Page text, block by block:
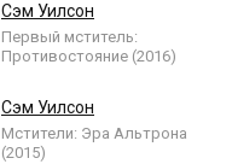
Сэм Уилсон
Первый мститель:
Противостояние (2016)
Сэм Уилсон
Мстители: Эра Альтрона
(2015)